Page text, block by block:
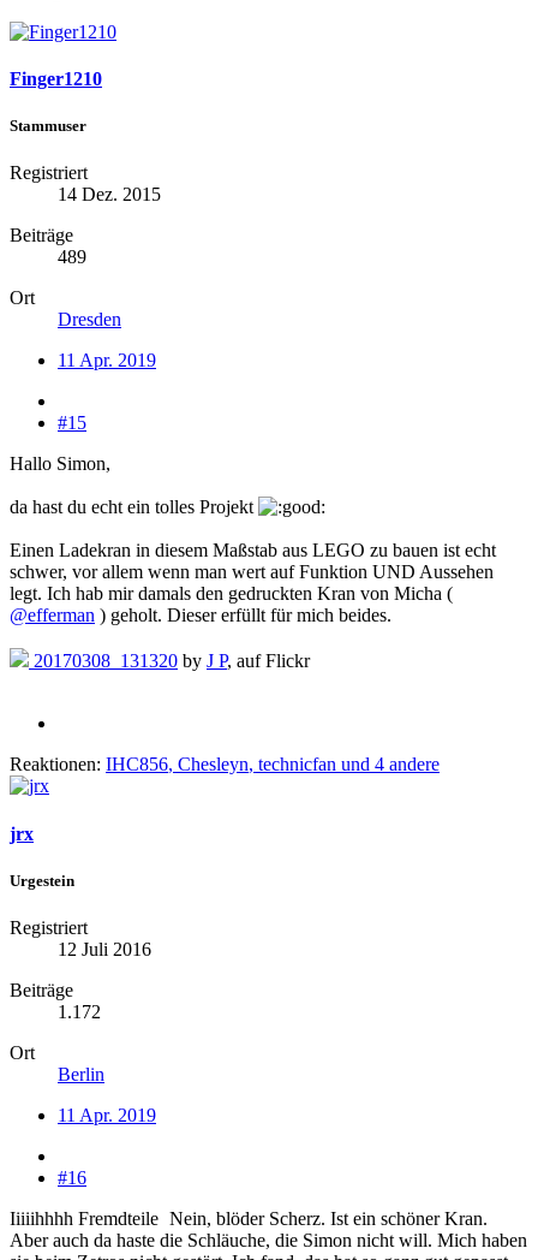
Finger1210
Stammuser
Registriert
14 Dez. 2015
Beiträge
489
Ort
Dresden
11 Apr. 2019
#15
Hallo Simon,
da hast du echt ein tolles Projekt
Einen Ladekran in diesem Maßstab aus LEGO zu bauen ist echt
schwer, vor allem wenn man wert auf Funktion UND Aussehen
legt. Ich hab mir damals den gedruckten Kran von Micha (
@efferman ) geholt. Dieser erfüllt für mich beides.
20170308_131320 by J P, auf Flickr
Reaktionen: IHC856, Chesleyn, technicfan und 4 andere
jrx
Urgestein
Registriert
12 Juli 2016
Beiträge
1.172
Ort
Berlin
11 Apr. 2019
#16
Iiiiihhhh Fremdteile Nein, blöder Scherz. Ist ein schöner Kran.
Aber auch da haste die Schläuche, die Simon nicht will. Mich haben